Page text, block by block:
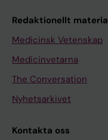
Redaktionellt
Medicinsk Vetenskap
Medicinvetarna
The Conversation
Nyhetsarkivet
Kontakta oss